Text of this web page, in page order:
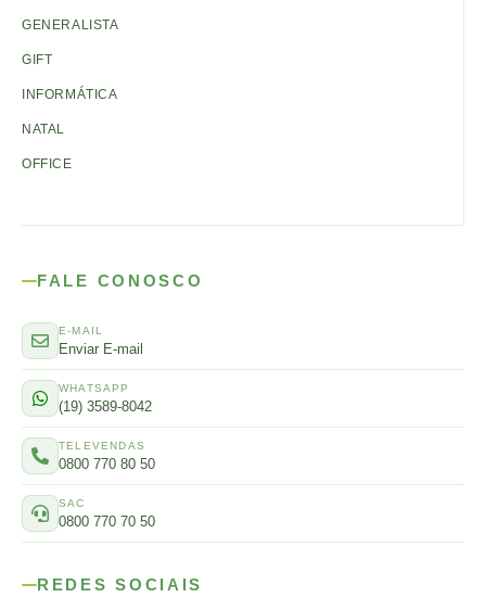
GENERALISTA
GIFT
INFORMÁTICA
NATAL
OFFICE
FALE CONOSCO
E-MAIL
Enviar E-mail
WHATSAPP
(19) 3589-8042
TELEVENDAS
0800 770 80 50
SAC
0800 770 70 50
REDES SOCIAIS